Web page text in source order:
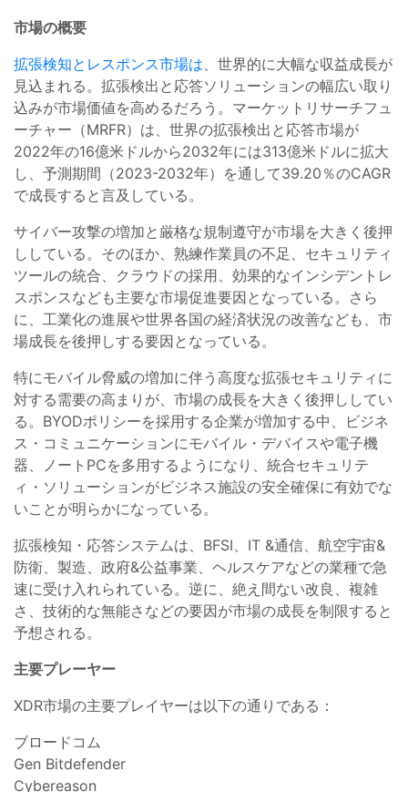
市場の概要
拡張検知とレスポンス市場は 、世界的に大幅な収益成長が
見込まれる。拡張検出と応答ソリューションの幅広い取り
込みが市場価値を高めるだろう。マーケットリサーチフュ
ーチャー（MRFR）は、世界の拡張検出と応答市場が
2022年の16億米ドルから2032年には313億米ドルに拡大
し、予測期間（2023-2032年）を通して39.20％のCAGR
で成長すると言及している。
サイバー攻撃の増加と厳格な規制遵守が市場を大きく後押
ししている。そのほか、熟練作業員の不足、セキュリティ
ツールの統合、クラウドの採用、効果的なインシデントレ
スポンスなども主要な市場促進要因となっている。さら
に、工業化の進展や世界各国の経済状況の改善なども、市
場成長を後押しする要因となっている。
特にモバイル脅威の増加に伴う高度な拡張セキュリティに
対する需要の高まりが、市場の成長を大きく後押ししてい
る。BYODポリシーを採用する企業が増加する中、ビジネ
ス・コミュニケーションにモバイル・デバイスや電子機
器、ノートPCを多用するようになり、統合セキュリテ
ィ・ソリューションがビジネス施設の安全確保に有効でな
いことが明らかになっている。
拡張検知・応答システムは、BFSI、IT &通信、航空宇宙&
防衛、製造、政府&公益事業、ヘルスケアなどの業種で急
速に受け入れられている。逆に、絶え間ない改良、複雑
さ、技術的な無能さなどの要因が市場の成長を制限すると
予想される。
主要プレーヤー
XDR市場の主要プレイヤーは以下の通りである：
ブロードコム
Gen Bitdefender
Cybereason